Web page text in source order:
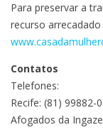
Para preservar a
recurso
Contatos
Telefones:
Recife: (81) 99882-
Afogados da